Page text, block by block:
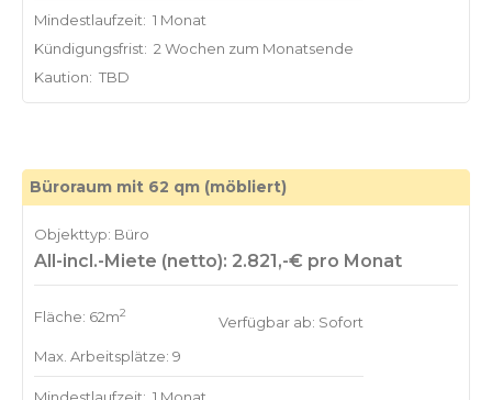
Mindestlaufzeit: 1 Monat
Kündigungsfrist: 2 Wochen zum Monatsende
Kaution: TBD
Büroraum mit 62 qm (möbliert)
Objekttyp: Büro
All-incl.-Miete (netto): 2.821,-€ pro Monat
Fläche: 62m2
Max. Arbeitsplätze: 9
Verfügbar ab: Sofort